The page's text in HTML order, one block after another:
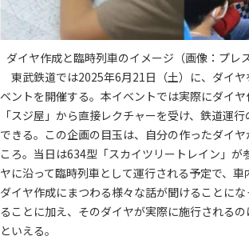
ダイヤ作成と臨時列車のイメージ（画像：プレ
東武鉄道では2025年6月21日（土）に、ダイヤ
ベントを開催する。本イベントでは実際にダイ
「スジ屋」から直接レクチャーを受け、鉄道運
できる。この企画の目玉は、自分の作ったダイ
ころ。当日は634型「スカイツリートレイン」が
ヤに沿って臨時列車として運行される予定で、
ダイヤ作成にまつわる様々な話が聞けることに
ることに加え、そのダイヤが実際に施行される
といえる。